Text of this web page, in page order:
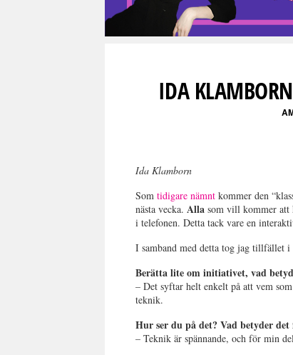
IDA
Ida Klamborn
Somtidigare nämnt kommer den
nästa vecka.Alla som vill kommer att
i telefonen. Detta tack vare en
I samband med detta tog jag
Berätta lite om initiativet, vad
– Det syftar helt enkelt på att vem
teknik.
Hur ser du på det? Vad betyder
– Teknik är spännande, och för min